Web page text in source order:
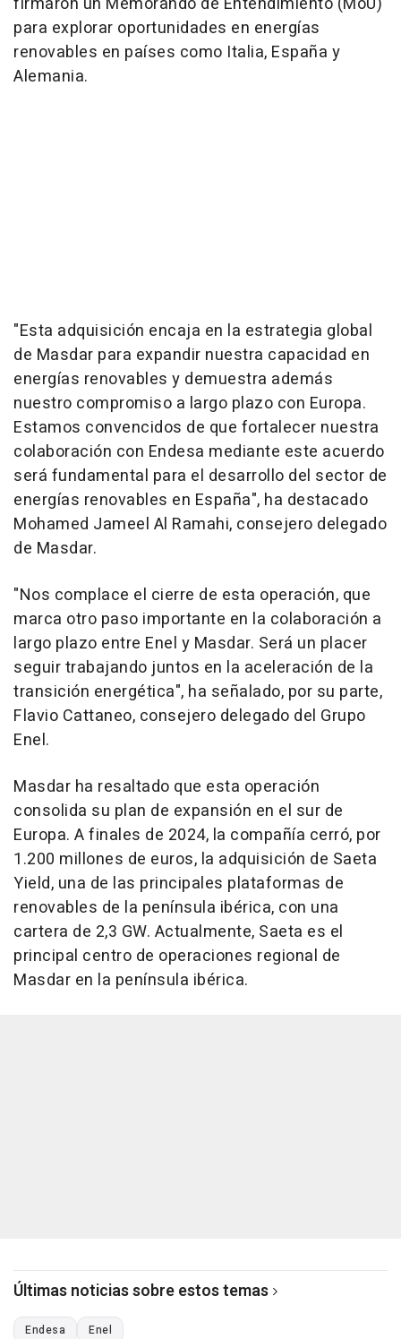
para explorar oportunidades en energías
renovables en países como Italia, España y
Alemania.
"Esta adquisición encaja en la estrategia global
de Masdar para expandir nuestra capacidad en
energías renovables y demuestra además
nuestro compromiso a largo plazo con Europa.
Estamos convencidos de que fortalecer nuestra
colaboración con Endesa mediante este acuerdo
será fundamental para el desarrollo del sector de
energías renovables en España", ha destacado
Mohamed Jameel Al Ramahi, consejero delegado
de Masdar.
"Nos complace el cierre de esta operación, que
marca otro paso importante en la colaboración a
largo plazo entre Enel y Masdar. Será un placer
seguir trabajando juntos en la aceleración de la
transición energética", ha señalado, por su parte,
Flavio Cattaneo, consejero delegado del Grupo
Enel.
Masdar ha resaltado que esta operación
consolida su plan de expansión en el sur de
Europa. A finales de 2024, la compañía cerró, por
1.200 millones de euros, la adquisición de Saeta
Yield, una de las principales plataformas de
renovables de la península ibérica, con una
cartera de 2,3 GW. Actualmente, Saeta es el
principal centro de operaciones regional de
Masdar en la península ibérica.
Últimas noticias sobre estos temas
Endesa Enel